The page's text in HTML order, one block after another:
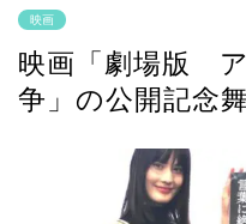
映画
映画「劇場版
争」の公開記念